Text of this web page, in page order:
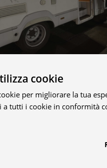
cookie
per migliorare la tua
a tutti i cookie in conformità